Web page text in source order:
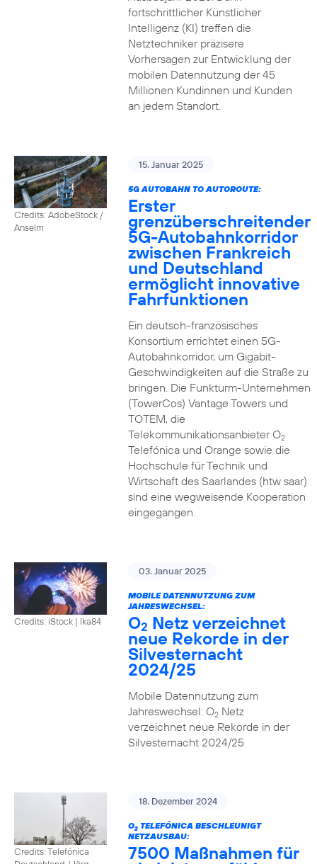
fortschrittlicher Künstlicher
Intelligenz (KI) treffen die
Netztechniker präzisere
Vorhersagen zur Entwicklung der
mobilen Datennutzung der 45
Millionen Kundinnen und Kunden
an jedem Standort.
Credits: AdobeStock /
Anselm
15. Januar 2025
5G AUTOBAHN TO AUTOROUTE:
Erster
grenzüberschreitender
5G-Autobahnkorridor
zwischen Frankreich
und Deutschland
ermöglicht innovative
Fahrfunktionen
Ein deutsch-französisches
Konsortium errichtet einen 5G-
Autobahnkorridor, um Gigabit-
Geschwindigkeiten auf die Straße zu
bringen. Die Funkturm-Unternehmen
(TowerCos) Vantage Towers und
TOTEM, die
Telekommunikationsanbieter O2
Telefónica und Orange sowie die
Hochschule für Technik und
Wirtschaft des Saarlandes (htw saar)
sind eine wegweisende Kooperation
eingegangen.
Credits: iStock | Ika84
03. Januar 2025
MOBILE DATENNUTZUNG ZUM
JAHRESWECHSEL:
O2 Netz verzeichnet
neue Rekorde in der
Silvesternacht
2024/25
Mobile Datennutzung zum
Jahreswechsel: O2Netz
verzeichnet neue Rekorde in der
Silvesternacht 2024/25
Credits: Telefónica
18. Dezember 2024
O2TELEFÓNICA BESCHLEUNIGT
NETZAUSBAU:
7500 Maßnahmen für